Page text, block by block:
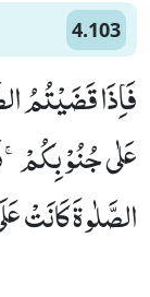
4.103
فَاِذَا قَضَیْتُمُ
عَلٰى جُنُوْبِكُمْۚ-
الصَّلٰوةَ كَانَتْ